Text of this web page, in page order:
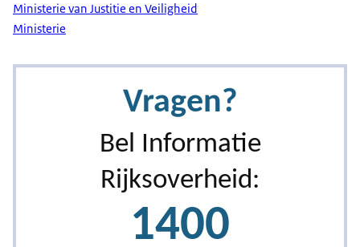
niet dezelfde kwaliteit leveren als bijvoorbeeld
een advocaat die je zou moeten betalen op
We hebben dezelfde deskundigheid.
We besteden ook als het goed is dezelfde tijd aan
de zaak die daarvoor nodig is.
Die procedeert bijvoorbeeld ook niet alleen maar.
We proberen voornamelijk ook te kijken naar een
oplossing die in onderling overleg kan worden
Ministerie van Justitie en Veiligheid
Ministerie